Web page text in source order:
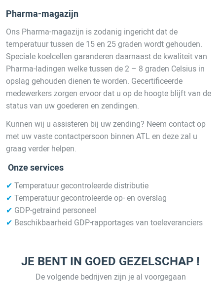
Pharma-magazijn
Ons Pharma-magazijn is zodanig ingericht dat de
temperatuur tussen de 15 en 25 graden wordt gehouden.
Speciale koelcellen garanderen daarnaast de kwaliteit van
Pharma-ladingen welke tussen de 2 – 8 graden Celsius in
opslag gehouden dienen te worden. Gecertificeerde
medewerkers zorgen ervoor dat u op de hoogte blijft van de
status van uw goederen en zendingen.
Kunnen wij u assisteren bij uw zending? Neem contact op
met uw vaste contactpersoon binnen ATL en deze zal u
graag verder helpen.
Onze services
✔ Temperatuur gecontroleerde distributie
✔ Temperatuur gecontroleerde op- en overslag
✔ GDP-getraind personeel
✔ Beschikbaarheid GDP-rapportages van toeleveranciers
JE BENT IN GOED GEZELSCHAP !
De volgende bedrijven zijn je al voorgegaan